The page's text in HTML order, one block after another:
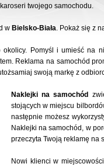
twojego samochodu.
w Bielsko-Biała. Pokaż się z
Pomyśl i umieść na
Reklama na samochód
swoją markę z
Naklejki na samochód
stojących w miejscu
następnie możesz
Naklejki na samochód, w
przeczyta Twoją reklamę na
Nowi klienci w miejscowości